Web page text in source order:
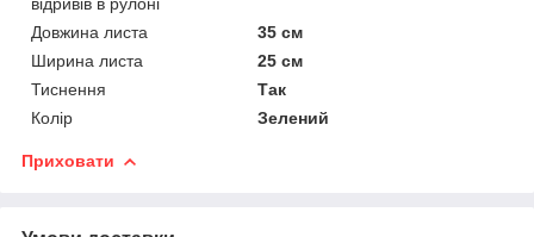
Довжина листа
35 см
Ширина листа
25 см
Тиснення
Так
Колір
Зелений
Приховати